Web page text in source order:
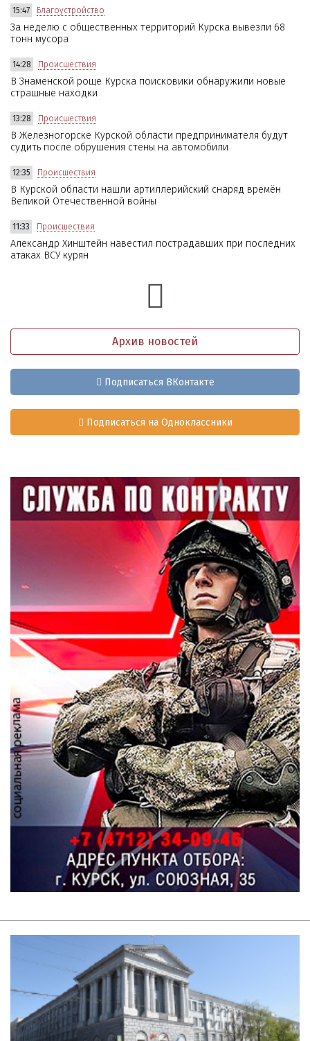
15:47 Благоустройство
За неделю с общественных территорий Курска вывезли 68
тонн мусора
14:28 Происшествия
В Знаменской роще Курска поисковики обнаружили новые
страшные находки
13:28 Происшествия
В Железногорске Курской области предпринимателя будут
судить после обрушения стены на автомобили
12:35 Происшествия
В Курской области нашли артиллерийский снаряд времён
Великой Отечественной войны
11:33 Происшествия
Александр Хинштейн навестил пострадавших при последних
атаках ВСУ курян
Архив новостей
Подписаться ВКонтакте
Подписаться на Одноклассники